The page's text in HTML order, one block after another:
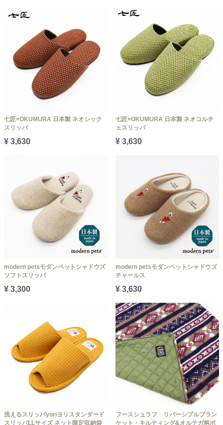
七匠×OKUMURA 日本製 ネオシック
スリッパ
¥ 3,630
七匠×OKUMURA 日本製 ネオコルチ
ェスリッパ
¥ 3,630
modern petsモダンペットシャドウズ
ソフトスリッパ
¥ 3,300
modern petsモダンペットシャドウズ
チャールス
¥ 3,630
洗えるスリッパyoriヨリスタンダード
スリッパLLサイズ ネット限定収納袋
フースシュラフ リバーシブルブラン
ケット・キルティング&オルテガ柄ボ